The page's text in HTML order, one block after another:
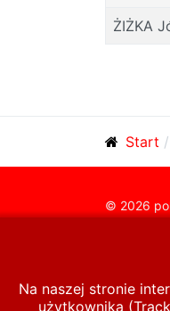
ŻIŻKA
Start
© 2026
Na naszej stronie
użytkownika